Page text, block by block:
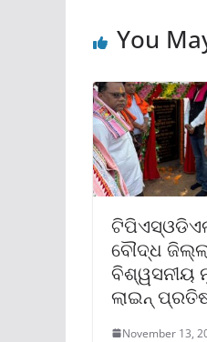
You
ବୌଦ୍ଧ
ଲାଇନ୍
November 13,